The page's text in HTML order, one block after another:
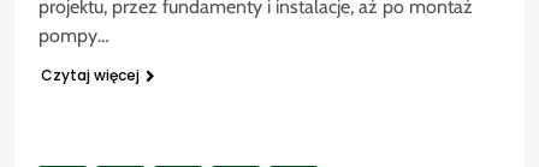
projektu, przez fundamenty i instalacje, aż po montaż
pompy…
Czytaj więcej